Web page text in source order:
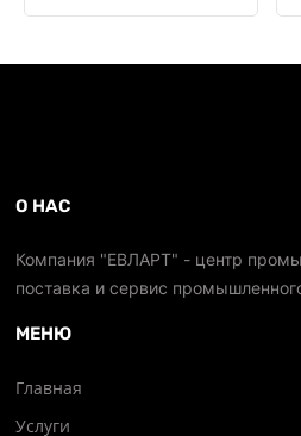
О НАС
Компания "ЕВЛАРТ" - центр
поставка и сервис
МЕНЮ
Главная
Услуги